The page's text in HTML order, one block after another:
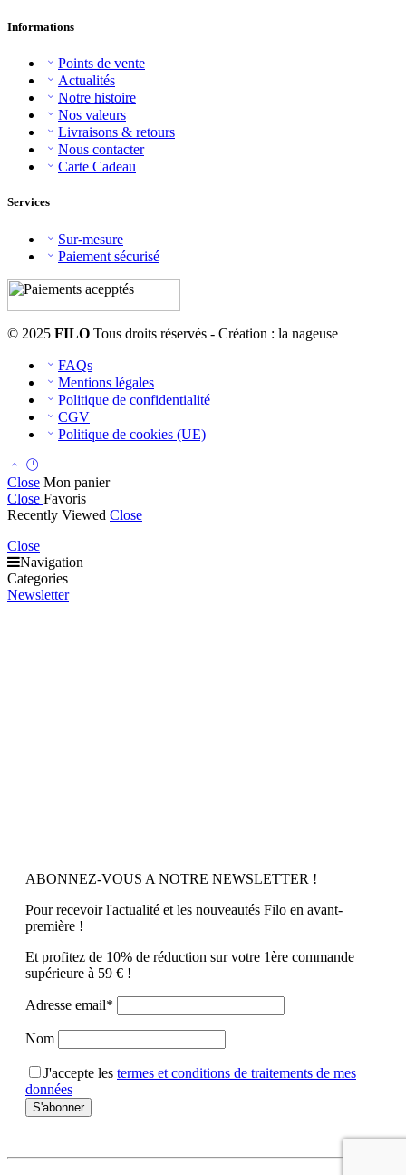
Informations
Points de vente
Actualités
Notre histoire
Nos valeurs
Livraisons & retours
Nous contacter
Carte Cadeau
Services
Sur-mesure
Paiement sécurisé
© 2025 FILO Tous droits réservés - Création : la nageuse
FAQs
Mentions légales
Politique de confidentialité
CGV
Politique de cookies (UE)
Close Mon panier
Close Favoris
Recently Viewed Close
Close
Navigation
Categories
Newsletter
ABONNEZ-VOUS A NOTRE NEWSLETTER !
Pour recevoir l'actualité et les nouveautés Filo en avant-
première !
Et profitez de 10% de réduction sur votre 1ère commande
supérieure à 59 € !
Adresse email*
Nom
J'accepte les termes et conditions de traitements de mes
données